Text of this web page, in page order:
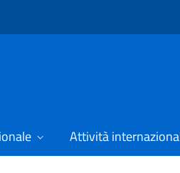
Attività